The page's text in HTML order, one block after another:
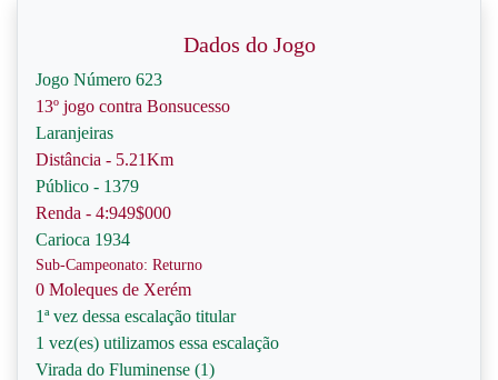
Dados do Jogo
Jogo Número 623
13º jogo contra Bonsucesso
Laranjeiras
Distância - 5.21Km
Público - 1379
Renda - 4:949$000
Carioca 1934
Sub-Campeonato: Returno
0 Moleques de Xerém
1ª vez dessa escalação titular
1 vez(es) utilizamos essa escalação
Virada do Fluminense (1)